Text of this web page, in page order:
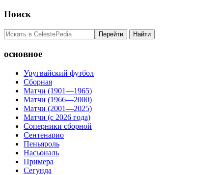
Поиск
основное
Уругвайский футбол
Сборная
Матчи (1901—1965)
Матчи (1966—2000)
Матчи (2001—2025)
Матчи (с 2026 года)
Соперники сборной
Сентенарио
Пеньяроль
Насьональ
Примера
Сегунда